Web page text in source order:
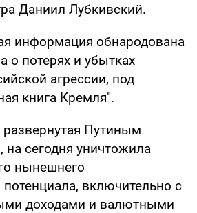
Даниил Лубкивский.
информация обнародована
о потерях и убытках
агрессии, под
книга Кремля".
Путиным
сегодня уничтожила
нынешнего
включительно с
доходами и валютными